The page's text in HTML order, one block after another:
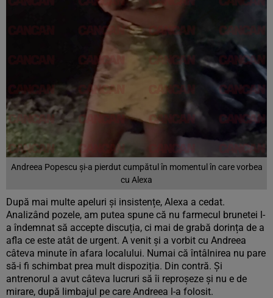
Andreea Popescu și-a pierdut cumpătul în momentul în care vorbea
cu Alexa
După mai multe apeluri și insistențe, Alexa a cedat.
Analizând pozele, am putea spune că nu farmecul brunetei l-
a îndemnat să accepte discuția, ci mai de grabă dorința de a
afla ce este atât de urgent. A venit și a vorbit cu Andreea
câteva minute în afara localului. Numai că întâlnirea nu pare
să-i fi schimbat prea mult dispoziția. Din contră. Și
antrenorul a avut câteva lucruri să îi reproșeze și nu e de
mirare, după limbajul pe care Andreea l-a folosit.